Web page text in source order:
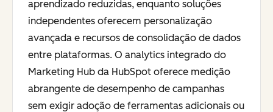
aprendizado reduzidas, enquanto soluções
independentes oferecem personalização
avançada e recursos de consolidação de dados
entre plataformas. O analytics integrado do
Marketing Hub da HubSpot oferece medição
abrangente de desempenho de campanhas
sem exigir adoção de ferramentas adicionais ou